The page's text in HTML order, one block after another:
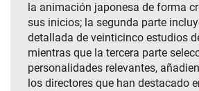
la animación japonesa de forma
sus inicios; la segunda parte
detallada de veinticinco estudios
mientras que la tercera parte
personalidades relevantes,
los directores que han destacado